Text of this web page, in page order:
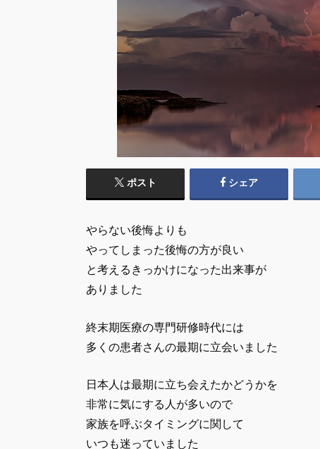
ポスト シェア
やらない後悔よりも
やってしまった後悔の方が良い
と考えるきっかけになった出来事が
ありました
終末期医療の専門研修時代には
多くの患者さんの最期に立会いました
日本人は最期に立ち会えたかどうかを
非常に気にする人が多いので
家族を呼ぶタイミングに関して
いつも迷っていました